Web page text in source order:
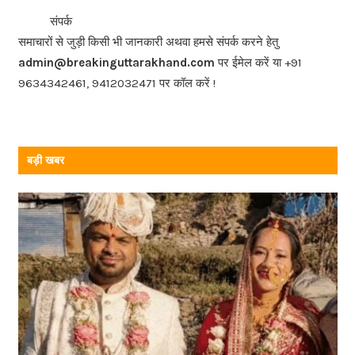
b
o
o
k
संपर्क
समाचारों से जुड़ी किसी भी जानकारी अथवा हमसे संपर्क करने हेतु
admin@breakinguttarakhand.com पर ईमेल करें या +91
9634342461, 9412032471 पर कॉल करें !
बड़ी खबर